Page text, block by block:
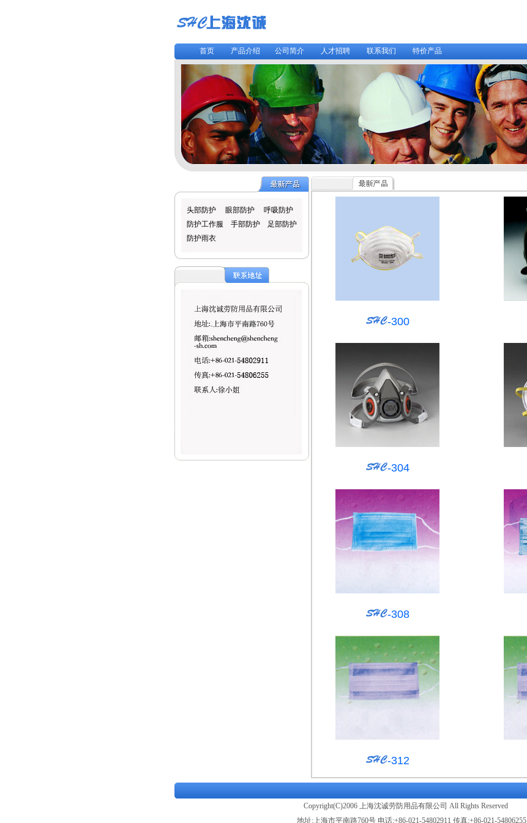
首页 产品介绍 公司简介 人才招聘 联系我们 特价产品
头部防护 眼部防护
呼吸防护
防护工作服
手部防护
足部防护
防护雨衣
-300
-304
-308
-312
Copyright(C)2006 上海沈诚劳防用品有限公司 All Rights Reserved
地址:上海市平南路760号 电话:+86-021-54802911 传真:+86-021-54806255